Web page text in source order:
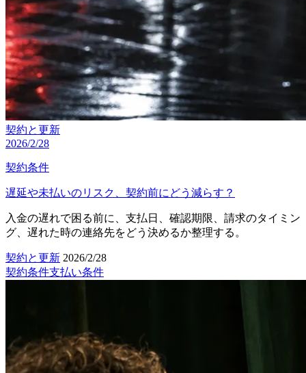
契約と更新
2026/2/28
契約条件
遅延や未払いのリスク、契約前にどう減らす？
入金の遅れで困る前に、支払日、確認期限、請求のタイミン
グ、遅れた時の連絡先をどう決めるか整理する。
契約と更新 2026/2/28
契約条件支払い条件